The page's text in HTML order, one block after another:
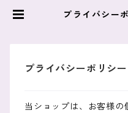
プライバシ
プライバシーポリシー
当ショップは、お客様の